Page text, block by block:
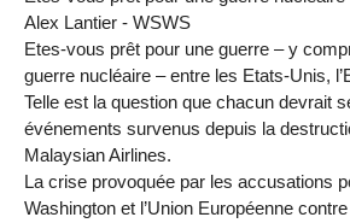
Alex Lantier - WSWS
Etes-vous prêt pour une guerre – y
guerre nucléaire – entre les Etats-Unis,
Telle est la question que chacun devrait
événements survenus depuis la
Malaysian Airlines.
La crise provoquée par les accusations
Washington et l’Union Européenne